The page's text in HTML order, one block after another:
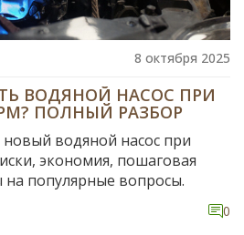
8 октября 2025
ВОДЯНОЙ НАСОС ПРИ
ПОЛНЫЙ РАЗБОР
водяной насос при
экономия, пошаговая
на популярные вопросы.
0